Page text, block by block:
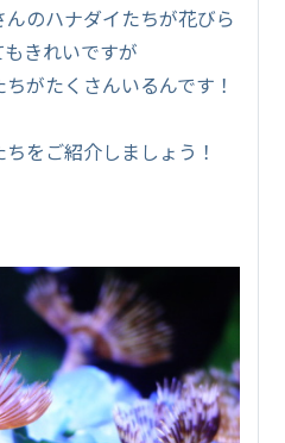
のハナダイたちが花びら
きれいですが
がたくさんいるんです！
をご紹介しましょう！